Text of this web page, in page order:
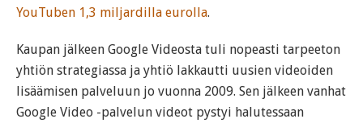
YouTuben 1,3 miljardilla eurolla.
Kaupan jälkeen Google Videosta tuli nopeasti tarpeeton
yhtiön strategiassa ja yhtiö lakkautti uusien videoiden
lisäämisen palveluun jo vuonna 2009. Sen jälkeen vanhat
Google Video -palvelun videot pystyi halutessaan